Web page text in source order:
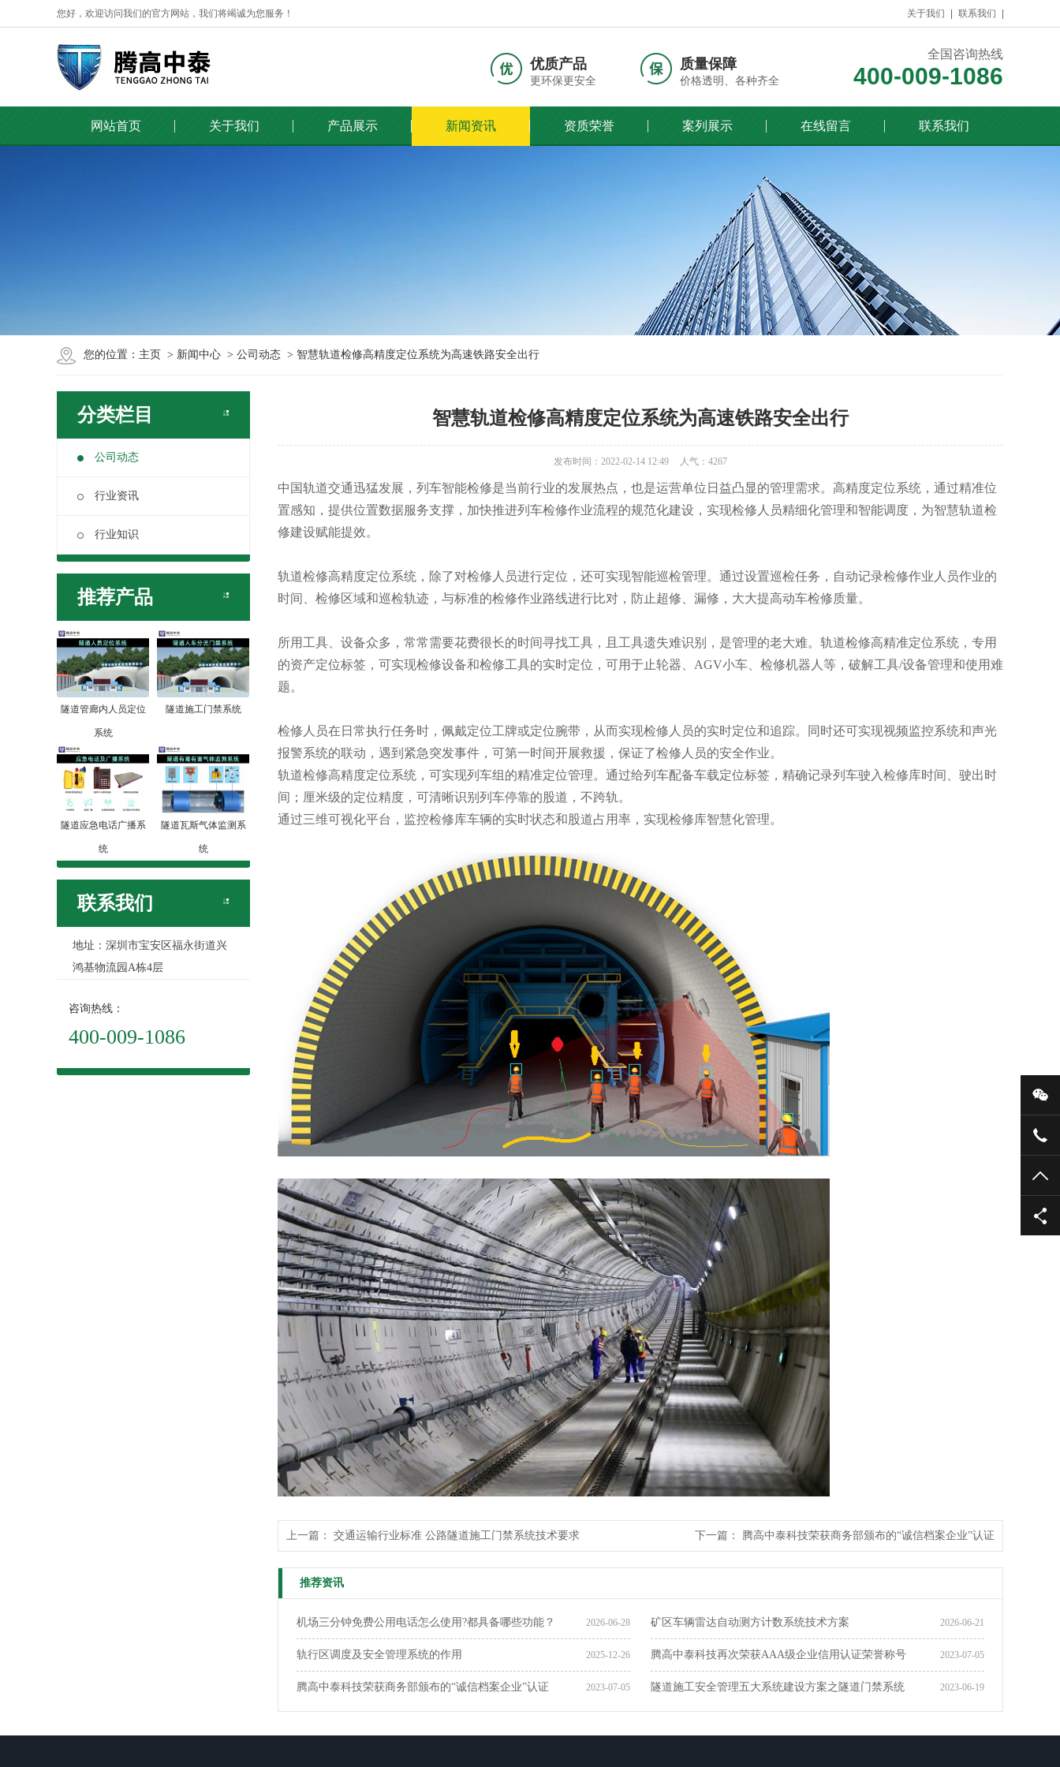
关于我们 联系我们
您好，欢迎访问我们的官方网站，我们将竭诚为您服务！
优质产品
更环保更安全
质量保障
价格透明、各种齐全
全国咨询热线
400-009-1086
网站首页 关于我们 产品展示 新闻资讯 资质荣誉 案列展示 在线留言 联系我们
您的位置： 主页 > 新闻中心 > 公司动态 > 智慧轨道检修高精度定位系统为高速铁路安全出行
分类栏目
公司动态
行业资讯
行业知识
推荐产品
隧道管廊内人员定位
系统
隧道施工门禁系统
隧道应急电话广播系
统
隧道瓦斯气体监测系
统
联系我们
地址：深圳市宝安区福永街道兴
鸿基物流园A栋4层
咨询热线：
400-009-1086
智慧轨道检修高精度定位系统为高速铁路安全出行
发布时间：2022-02-14 12:49 人气： 4267
中国轨道交通迅猛发展，列车智能检修是当前行业的发展热点，也是运营单位日益凸显的管理需求。高精度定位系统，通过精准位
置感知，提供位置数据服务支撑，加快推进列车检修作业流程的规范化建设，实现检修人员精细化管理和智能调度，为智慧轨道检
修建设赋能提效。
轨道检修高精度定位系统，除了对检修人员进行定位，还可实现智能巡检管理。通过设置巡检任务，自动记录检修作业人员作业的
时间、检修区域和巡检轨迹，与标准的检修作业路线进行比对，防止超修、漏修，大大提高动车检修质量。
所用工具、设备众多，常常需要花费很长的时间寻找工具，且工具遗失难识别，是管理的老大难。轨道检修高精准定位系统，专用
的资产定位标签，可实现检修设备和检修工具的实时定位，可用于止轮器、AGV小车、检修机器人等，破解工具/设备管理和使用难
题。
检修人员在日常执行任务时，佩戴定位工牌或定位腕带，从而实现检修人员的实时定位和追踪。同时还可实现视频监控系统和声光
报警系统的联动，遇到紧急突发事件，可第一时间开展救援，保证了检修人员的安全作业。
轨道检修高精度定位系统，可实现列车组的精准定位管理。通过给列车配备车载定位标签，精确记录列车驶入检修库时间、驶出时
间；厘米级的定位精度，可清晰识别列车停靠的股道，不跨轨。
通过三维可视化平台，监控检修库车辆的实时状态和股道占用率，实现检修库智慧化管理。
上一篇： 交通运输行业标准 公路隧道施工门禁系统技术要求 下一篇： 腾高中泰科技荣获商务部颁布的“诚信档案企业”认证
推荐资讯
2026-06-28
机场三分钟免费公用电话怎么使用?都具备哪些功能？ 2026-06-21
矿区车辆雷达自动测方计数系统技术方案
2025-12-26
轨行区调度及安全管理系统的作用 2023-07-05
腾高中泰科技再次荣获AAA级企业信用认证荣誉称号
2023-07-05
腾高中泰科技荣获商务部颁布的“诚信档案企业”认证 2023-06-19
隧道施工安全管理五大系统建设方案之隧道门禁系统
微